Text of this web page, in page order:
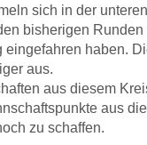
sich in der
bisherigen
eingefahren haben.
aus.
aus diesem
aus
zu schaffen.